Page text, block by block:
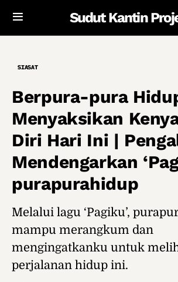
Sudut Kantin
SIASAT
Berpura-pura
Menyaksikan
Diri Hari Ini |
Mendengarkan
purapurahidup
Melalui lagu ‘Pagiku’,
mampu merangkum dan
mengingatkanku untuk
perjalanan hidup ini.